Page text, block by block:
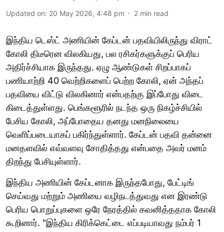
Updated on: 20 May 2026, 4:48 pm 2 min read
இந்திய டெஸ்ட் அணியின் கேப்டன் பதவியிலிருந்து விராட்
கோலி திடீரென விலகியது, பல ரசிகர்களுக்குப் பெரிய
அதிர்ச்சியாக இருந்தது. ஏழு ஆண்டுகள் சிறப்பாகப்
பணியாற்றி 40 வெற்றிகளைப் பெற்ற கோலி, ஏன் அந்தப்
பதவியை விட்டு விலகினார் என்பதற்கு இப்போது விடை
கிடைத்துள்ளது. பெங்களூரில் நடந்த ஒரு நிகழ்ச்சியில்
பேசிய கோலி, அப்போதைய தனது மனநிலையை
வெளிப்படையாகப் பகிர்ந்துள்ளார். கேப்டன் பதவி தன்னை
மனதளவில் எவ்வளவு சோதித்தது என்பதை அவர் மனம்
திறந்து பேசியுள்ளார்.
இந்திய அணியின் கேப்டனாக இருந்தபோது, பேட்டிங்
செய்வது மற்றும் அணியை வழிநடத்துவது என இரண்டு
பெரிய பொறுப்புகளை ஒரே நேரத்தில் கவனித்ததாக கோலி
கூறினார். "இந்திய கிரிக்கெட்டை எப்படியாவது நம்பர் 1